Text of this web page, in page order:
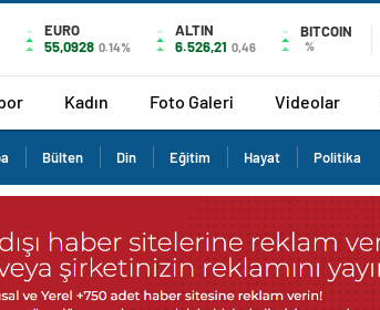
EURO
55,0928 0.14%
ALTIN
6.526,21 0,46
BITCOIN
%
Kadın Foto Galeri Videolar
Bülten Din Eğitim Hayat Politika